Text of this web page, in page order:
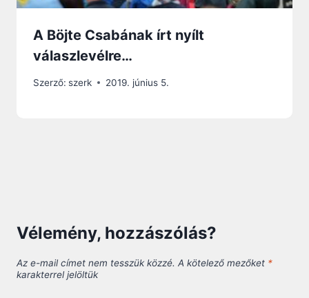
A Böjte Csabának írt nyílt
válaszlevélre…
Szerző: szerk 2019. június 5.
Vélemény, hozzászólás?
Az e-mail címet nem tesszük közzé. A kötelező mezőket *
karakterrel jelöltük